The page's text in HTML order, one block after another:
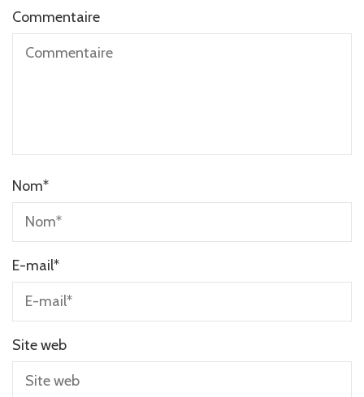
Commentaire
Nom*
E-mail*
Site web